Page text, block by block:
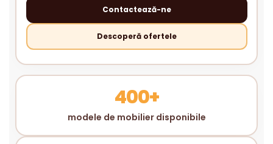
Contactează-ne
Descoperă ofertele
400+
modele de mobilier disponibile